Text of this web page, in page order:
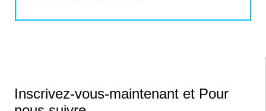
Inscrivez-vous-maintenant et Pour